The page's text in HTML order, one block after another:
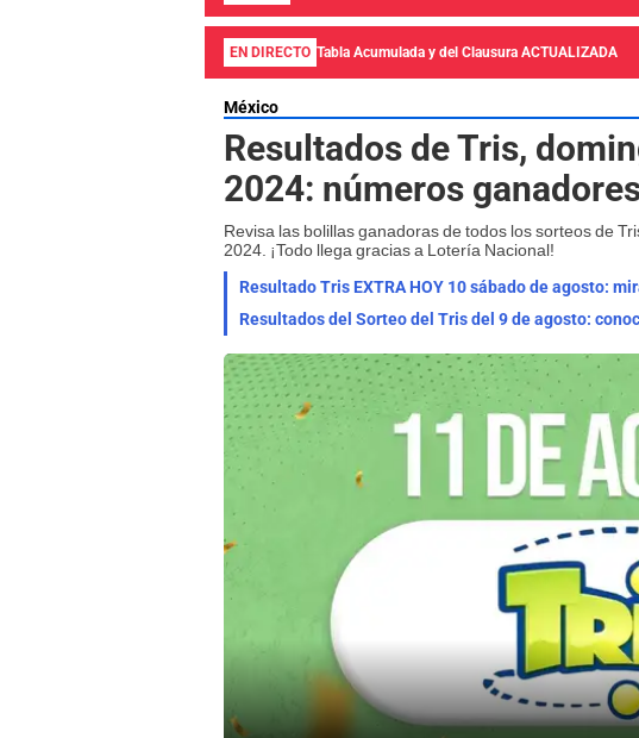
EN DIRECTO Tabla Acumulada y del Clausura ACTUALIZADA
México
Resultados de Tris,
2024: números
Revisa las bolillas ganadoras de todos los sorteos de
2024. ¡Todo llega gracias a Lotería Nacional!
Resultado Tris EXTRA HOY 10 sábado de agosto:
Resultados del Sorteo del Tris del 9 de agosto: